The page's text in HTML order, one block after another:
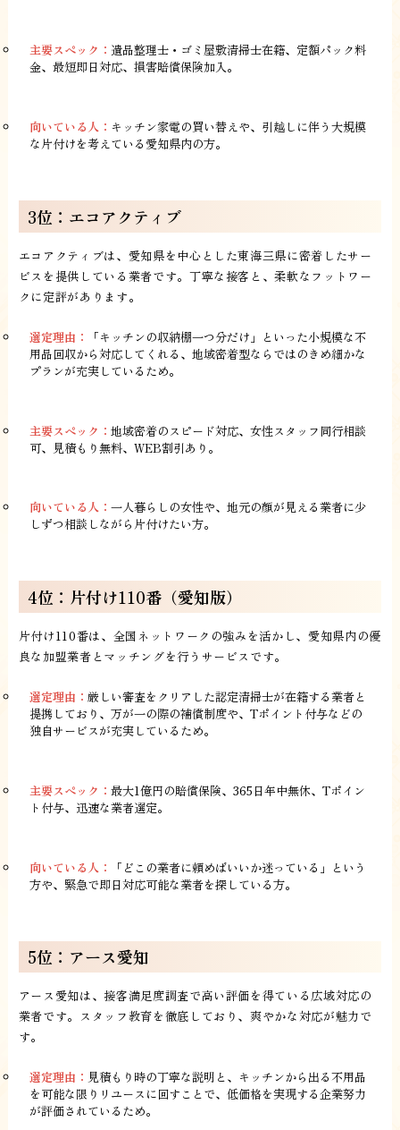
主要スペック： 遺品整理士・ゴミ屋敷清掃士在籍、定額パック料
金、最短即日対応、損害賠償保険加入。
向いている人： キッチン家電の買い替えや、引越しに伴う大規模
な片付けを考えている愛知県内の方。
3位：エコアクティブ
エコアクティブは、愛知県を中心とした東海三県に密着したサー
ビスを提供している業者です。丁寧な接客と、柔軟なフットワー
クに定評があります。
選定理由：
「キッチンの収納棚一つ分だけ」といった小規模な不
用品回収から対応してくれる、地域密着型ならではのきめ細かな
プランが充実しているため。
主要スペック： 地域密着のスピード対応、女性スタッフ同行相談
可、見積もり無料、WEB割引あり。
向いている人： 一人暮らしの女性や、地元の顔が見える業者に少
しずつ相談しながら片付けたい方。
4位：片付け110番（愛知版）
片付け110番は、全国ネットワークの強みを活かし、愛知県内の優
良な加盟業者とマッチングを行うサービスです。
選定理由： 厳しい審査をクリアした認定清掃士が在籍する業者と
提携しており、万が一の際の補償制度や、Tポイント付与などの
独自サービスが充実しているため。
主要スペック： 最大1億円の賠償保険、365日年中無休、Tポイン
ト付与、迅速な業者選定。
向いている人：
「どこの業者に頼めばいいか迷っている」という
方や、緊急で即日対応可能な業者を探している方。
5位：アース愛知
アース愛知は、接客満足度調査で高い評価を得ている広域対応の
業者です。スタッフ教育を徹底しており、爽やかな対応が魅力で
す。
選定理由： 見積もり時の丁寧な説明と、キッチンから出る不用品
を可能な限りリユースに回すことで、低価格を実現する企業努力
が評価されているため。